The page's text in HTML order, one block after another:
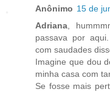
Anônimo 15 de
Adriana,
passava por
com saudades
Imagine que dou
minha casa com
Se fosse mais